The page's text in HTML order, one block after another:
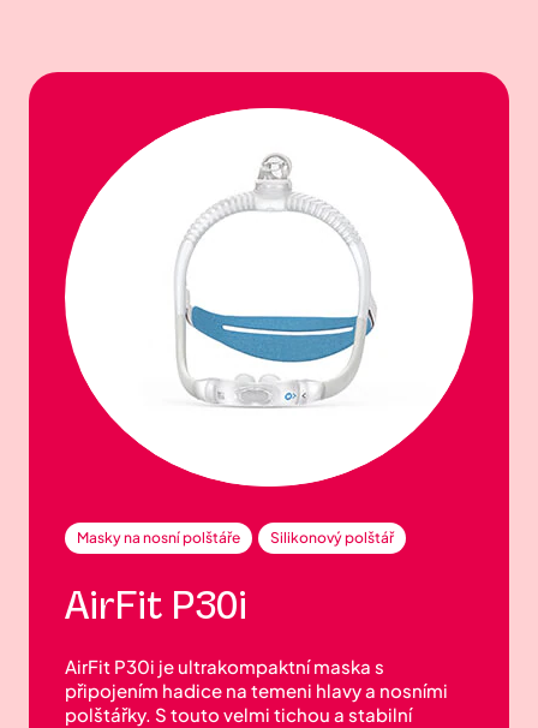
Masky na nosní polštáře Silikonový polštář
AirFit P30i
AirFit P30i je ultrakompaktní maska s
připojením hadice na temeni hlavy a nosními
maskou se spí pohodlně v jakékoli poloze.